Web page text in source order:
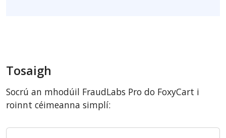
Tosaigh
Socrú an mhodúil FraudLabs Pro do FoxyCart i
roinnt céimeanna simplí: